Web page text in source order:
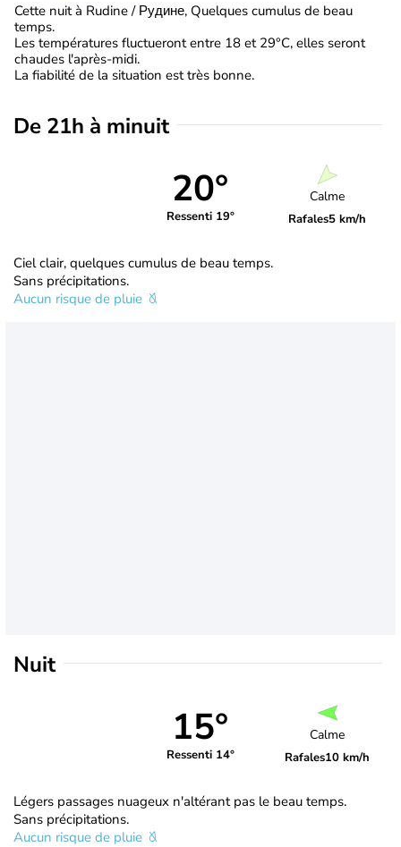
Cette nuit à Rudine / Рудине, Quelques cumulus de beau
temps.
Les températures fluctueront entre 18 et 29°C, elles seront
chaudes l'après-midi.
La fiabilité de la situation est très bonne.
De 21h à minuit
20°
Ressenti 19°
Calme
Rafales5 km/h
Ciel clair, quelques cumulus de beau temps.
Sans précipitations.
Aucun risque de pluie
Nuit
15°
Ressenti 14°
Calme
Rafales10 km/h
Légers passages nuageux n'altérant pas le beau temps.
Sans précipitations.
Aucun risque de pluie